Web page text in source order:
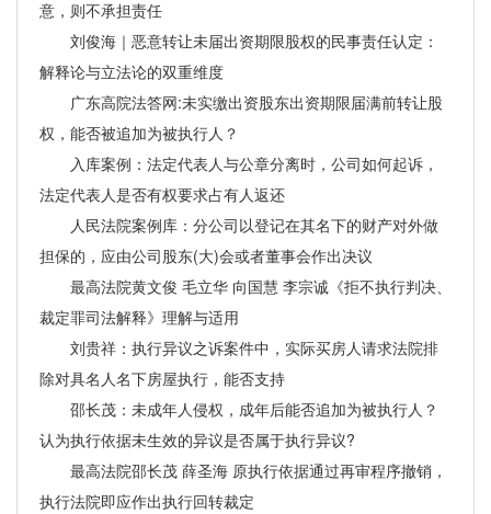
意，则不承担责任
刘俊海｜恶意转让未届出资期限股权的民事责任认定：
解释论与立法论的双重维度
广东高院法答网:未实缴出资股东出资期限届满前转让股
权，能否被追加为被执行人？
入库案例：法定代表人与公章分离时，公司如何起诉，
法定代表人是否有权要求占有人返还
人民法院案例库：分公司以登记在其名下的财产对外做
担保的，应由公司股东(大)会或者董事会作出决议
最高法院黄文俊 毛立华 向国慧 李宗诚《拒不执行判决、
裁定罪司法解释》理解与适用
刘贵祥：执行异议之诉案件中，实际买房人请求法院排
除对具名人名下房屋执行，能否支持
邵长茂：未成年人侵权，成年后能否追加为被执行人？
认为执行依据未生效的异议是否属于执行异议?
最高法院邵长茂 薛圣海 原执行依据通过再审程序撤销，
执行法院即应作出执行回转裁定